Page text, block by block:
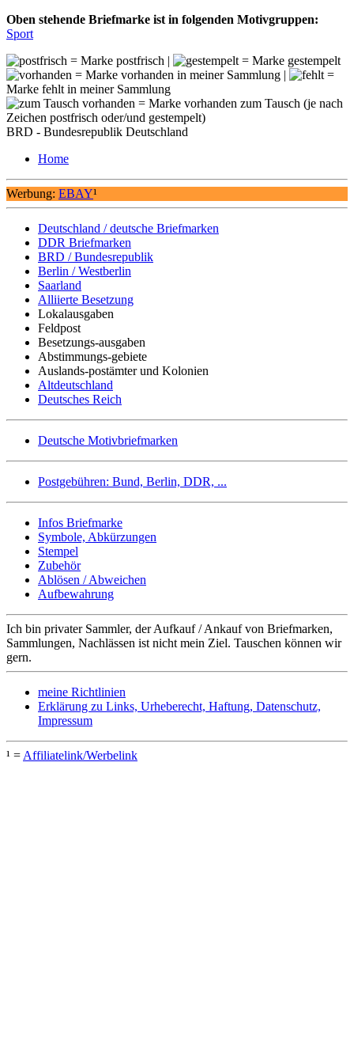
Oben stehende Briefmarke ist in folgenden Motivgruppen:
Sport
= Marke postfrisch |
= Marke gestempelt
= Marke vorhanden in meiner Sammlung |
=
Marke fehlt in meiner Sammlung
= Marke vorhanden zum Tausch (je nach
Zeichen postfrisch oder/und gestempelt)
BRD - Bundesrepublik Deutschland
Home
Werbung: EBAY¹
Deutschland / deutsche Briefmarken
DDR Briefmarken
BRD / Bundesrepublik
Berlin / Westberlin
Saarland
Alliierte Besetzung
Lokalausgaben
Feldpost
Besetzungs-ausgaben
Abstimmungs-gebiete
Auslands-postämter und Kolonien
Altdeutschland
Deutsches Reich
Deutsche Motivbriefmarken
Postgebühren: Bund, Berlin, DDR, ...
Infos Briefmarke
Symbole, Abkürzungen
Stempel
Zubehör
Ablösen / Abweichen
Aufbewahrung
Ich bin privater Sammler, der Aufkauf / Ankauf von Briefmarken,
Sammlungen, Nachlässen ist nicht mein Ziel. Tauschen können wir
gern.
meine Richtlinien
Erklärung zu Links, Urheberecht, Haftung, Datenschutz,
Impressum
¹ = Affiliatelink/Werbelink